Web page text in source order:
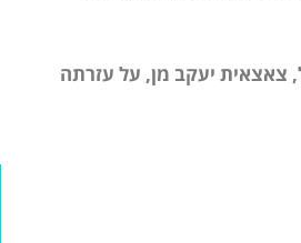
צאצאית יעקב מן, על עזרתה